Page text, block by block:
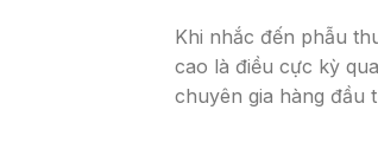
Khi nhắc đến phẫu
cao là điều cực kỳ
chuyên gia hàng đầu